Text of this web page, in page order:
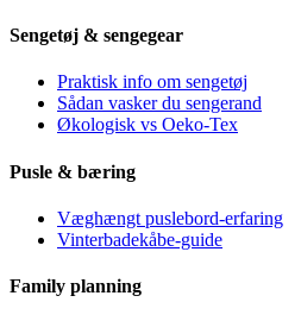
Sengetøj & sengegear
Praktisk info om sengetøj
Sådan vasker du sengerand
Økologisk vs Oeko-Tex
Pusle & bæring
Væghængt puslebord-erfaring
Vinterbadekåbe-guide
Family planning